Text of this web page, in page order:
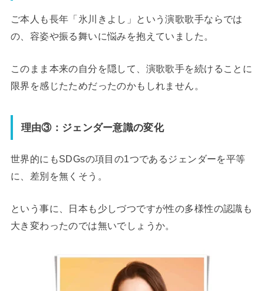
ご本人も長年「氷川きよし」という演歌歌手ならでは
の、容姿や振る舞いに悩みを抱えていました。
このまま本来の自分を隠して、演歌歌手を続けることに
限界を感じたためだったのかもしれません。
理由③：ジェンダー意識の変化
世界的にもSDGsの項目の1つであるジェンダーを平等
に、差別を無くそう。
という事に、日本も少しづつですが性の多様性の認識も
大き変わったのでは無いでしょうか。